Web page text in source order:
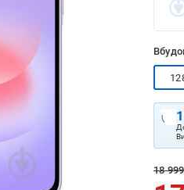
18 999